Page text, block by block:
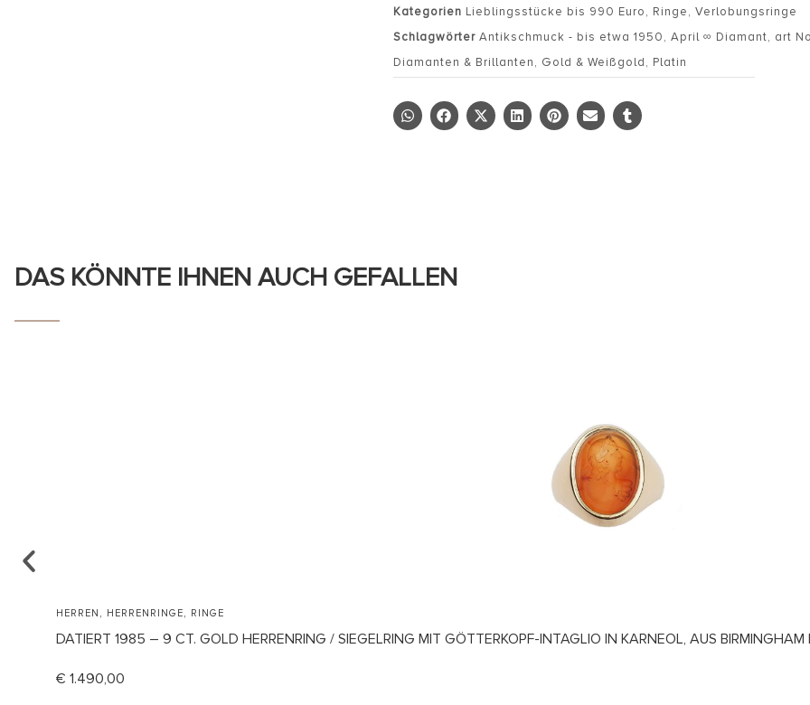
Kategorien Lieblingsstücke bis 990 Euro, Ringe,Verlobungsringe
Schlagwörter Antikschmuck - bis etwa 1950,April ∞ Diamant, art
Diamanten & Brillanten, Gold & Weißgold, Platin
DAS KÖNNTE IHNEN AUCH GEFALLEN
HERREN , HERRENRINGE, RINGE
DATIERT 1985 – 9 CT. GOLD HERRENRING / SIEGELRING MIT GÖTTERKOPF-INTAGLIO IN KARNEOL, AUS
€ 1.490,00